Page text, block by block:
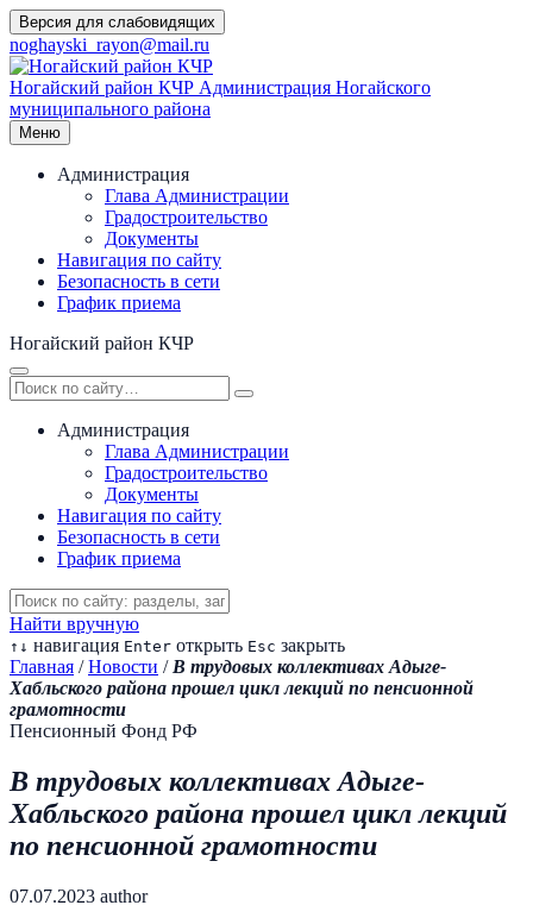
Перейти
к
содержимому
Версия для слабовидящих
noghayski_rayon@mail.ru
Ногайский район КЧР Администрация Ногайского
муниципального района
Меню
Администрация
Глава Администрации
Градостроительство
Документы
Навигация по сайту
Безопасность в сети
График приема
Ногайский район КЧР
Администрация
Глава Администрации
Градостроительство
Документы
Навигация по сайту
Безопасность в сети
График приема
Найти вручную
↑ ↓ навигация Enter открыть Esc закрыть
Главная / Новости / В трудовых коллективах Адыге-
Хабльского района прошел цикллекций по пенсионной
грамотности
Пенсионный Фонд РФ
В трудовых коллективах Адыге-
Хабльского района прошел цикллекций
по пенсионной грамотности
07.07.2023 author